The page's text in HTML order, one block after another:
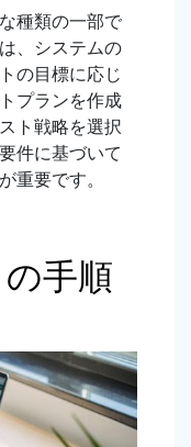
種類の一部で
、システムの
の目標に応じ
プランを作成
ト戦略を選択
件に基づいて
重要です。
手順